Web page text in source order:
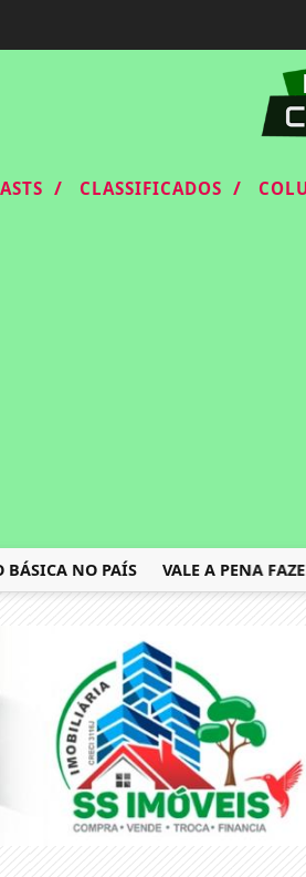
/ CLASSIFICADOS /
NO PAÍS VALE A PENA